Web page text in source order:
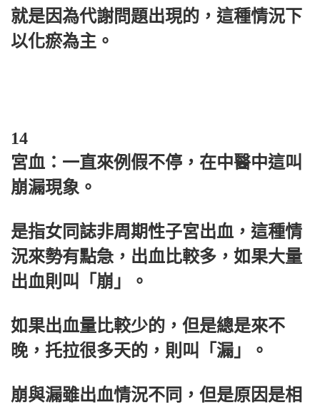
就是因為代謝問題出現的，這種情況下
以化瘀為主。
14
宮血：一直來例假不停，在中醫中這叫
崩漏現象。
是指女同誌非周期性子宮出血，這種情
況來勢有點急，出血比較多，如果大量
出血則叫「崩」。
如果出血量比較少的，但是總是來不
晚，托拉很多天的，則叫「漏」。
崩與漏雖出血情況不同，但是原因是相